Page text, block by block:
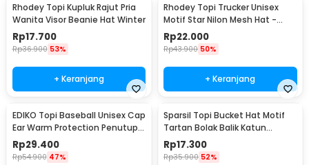
Rhodey Topi Kupluk Rajut Pria
Wanita Visor Beanie Hat Winter
Rp17.700
Rp36.900 53%
+ Keranjang
Rhodey Topi Trucker Unisex
Motif Star Nilon Mesh Hat -
SMT-ZHL23
Rp22.000
Rp43.900 50%
+ Keranjang
EDIKO Topi Baseball Unisex Cap
Ear Warm Protection Penutup
Telinga - K515
Rp29.400
Rp54.900 47%
Sparsil Topi Bucket Hat Motif
Tartan Bolak Balik Katun
Poliester - BH58
Rp17.300
Rp35.900 52%